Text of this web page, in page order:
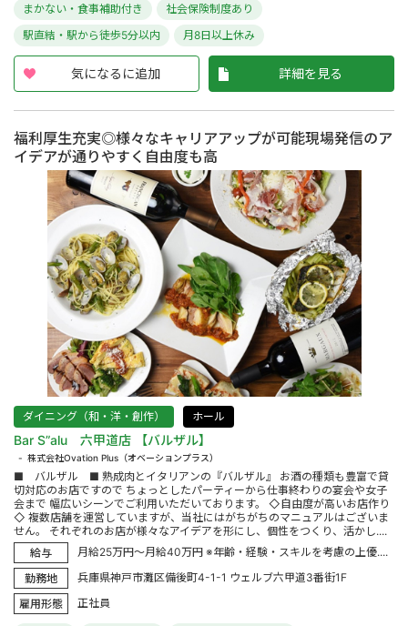
まかない・食事補助付き
社会保険制度あり
駅直結・駅から徒歩5分以内
月8日以上休み
気になるに追加 詳細を見る
福利厚生充実◎様々なキャリアアップが可能現場発信のア
イデアが通りやすく自由度も高
ダイニング（和・洋・創作） ホール
Bar S”alu 六甲道店 【バルザル】
株式会社Ovation Plus（オベーションプラス）
■ バルザル ■ 熟成肉とイタリアンの『バルザル』 お酒の種類も豊富で貸
切対応のお店ですので ちょっとしたパーティーから仕事終わりの宴会や女子
会まで 幅広いシーンでご利用いただいております。 ◇自由度が高いお店作り
◇ 複数店舗を運営していますが、当社にはがちがちのマニュアルはございま
せん。 それぞれのお店が様々なアイデアを形にし、個性をつくり、活かし....
給与
月給25万円～月給40万円 ※年齢・経験・スキルを考慮の上優....
勤務地
兵庫県神戸市灘区備後町4-1-1 ウェルブ六甲道3番街1F
雇用形態
正社員